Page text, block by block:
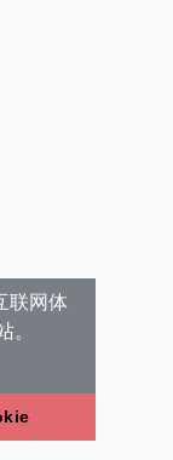
联网体
。